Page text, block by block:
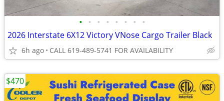
• • • • • • • •
2026 Interstate 6X12 Victory VNose Cargo Trailer Black
6h ago CALL 619-489-5741 FOR AVAILABILITY
$470